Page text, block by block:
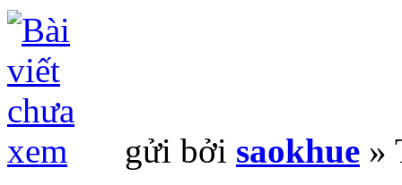
gửi bởi saokhue »